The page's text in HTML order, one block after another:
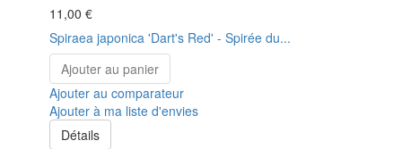
11,00 €
Spiraea japonica 'Dart's Red' - Spirée du...
Ajouter au panier
Ajouter au comparateur
Ajouter à ma liste d'envies
Détails